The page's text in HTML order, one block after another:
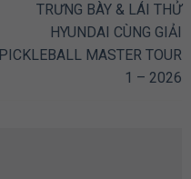
TRƯNG BÀY & LÁI THỬ
HYUNDAI CÙNG GIẢI
PICKLEBALL MASTER TOUR
1 – 2026